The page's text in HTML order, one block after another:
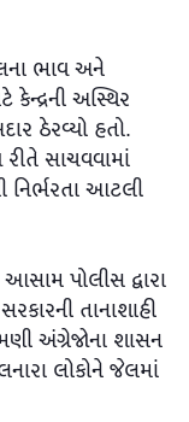
ભાવ અને
કેન્દ્રની અસ્થિર
ઠેરવ્યો હતો.
સાચવવામાં
આટલી
પોલીસ દ્વારા
તાનાશાહી
અંગ્રેજોના શાસન
લોકોને જેલમાં